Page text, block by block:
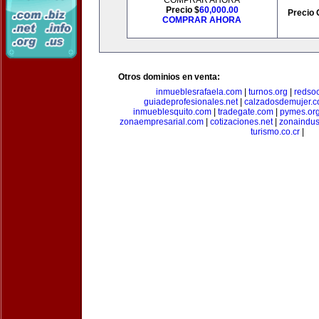
Precio $60,000.00
COMPRAR AHORA
Precio
Otros dominios en venta:
inmueblesrafaela.com
turnos.org
guiadeprofesionales.net|
inmueblesquito.com
tradegate.com
zonaempresarial.com| cotizaciones.net|
turismo.co.cr|